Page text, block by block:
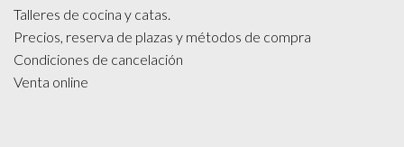
Talleres de cocina y catas.
Precios, reserva de plazas y métodos de compra
Condiciones de cancelación
Venta online